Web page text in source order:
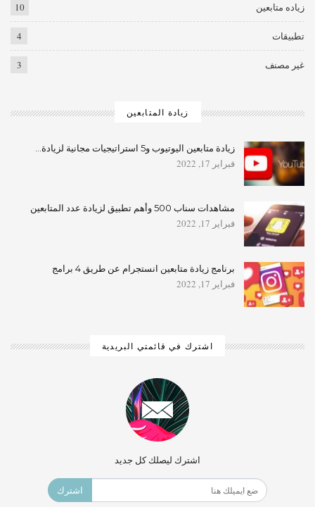
زياده متابعين 10
تطبيقات 4
غير مصنف 3
زيادة المتابعين
زيادة متابعين اليوتيوب و5 استراتيجيات مجانية لزيادة…
فبراير 17, 2022
مشاهدات سناب 500 وأهم تطبيق لزيادة عدد المتابعين
فبراير 17, 2022
برنامج زيادة متابعين انستجرام عن طريق 4 برامج
فبراير 17, 2022
اشترك في قائمتي البريدية
اشترك ليصلك كل جديد
اشترك